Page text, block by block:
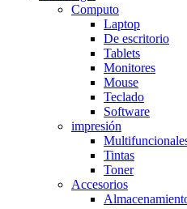
Computo
Laptop
De escritorio
Tablets
Monitores
Mouse
Teclado
Software
impresión
Tintas
Toner
Accesorios